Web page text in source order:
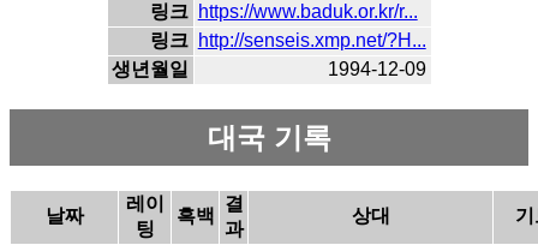
링크 https://www.baduk.or.kr/r...
링크 http://senseis.xmp.net/?H...
생년월일
1994-12-09
대국 기록
날짜
레이
팅
흑백
결
과
상대